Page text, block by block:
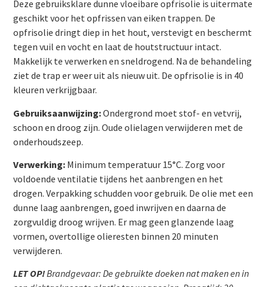
Deze gebruiksklare dunne vloeibare opfrisolie is uitermate
geschikt voor het opfrissen van eiken trappen. De
opfrisolie dringt diep in het hout, verstevigt en beschermt
tegen vuil en vocht en laat de houtstructuur intact.
Makkelijk te verwerken en sneldrogend. Na de behandeling
ziet de trap er weer uit als nieuw uit. De opfrisolie is in 40
kleuren verkrijgbaar.
Gebruiksaanwijzing:Ondergrond moet stof- en vetvrij,
schoon en droog zijn. Oude olielagen verwijderen met de
onderhoudszeep.
Verwerking: Minimum temperatuur 15°C. Zorg voor
voldoende ventilatie tijdens het aanbrengen en het
drogen. Verpakking schudden voor gebruik. De olie met een
dunne laag aanbrengen, goed inwrijven en daarna de
zorgvuldig droog wrijven. Er mag geen glanzende laag
vormen, overtollige olieresten binnen 20 minuten
verwijderen.
LET OP!Brandgevaar: De gebruikte doeken nat maken en in